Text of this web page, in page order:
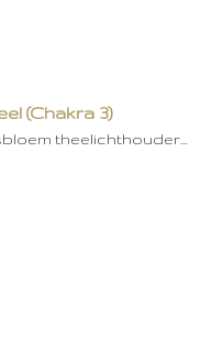
(Chakra 3)
theelichthouder…